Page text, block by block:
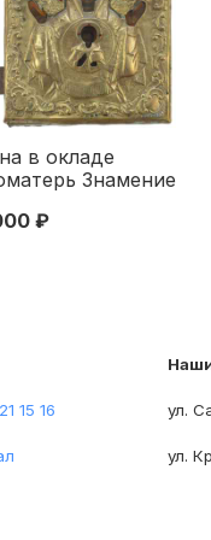
в окладе
Знамение
сер. XIX в.
₽
15 16 ул.
ул.